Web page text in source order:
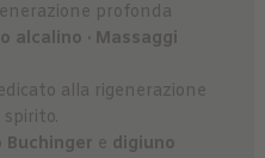
profonda
alcalino · Massaggi
alla rigenerazione
Buchinger e digiuno